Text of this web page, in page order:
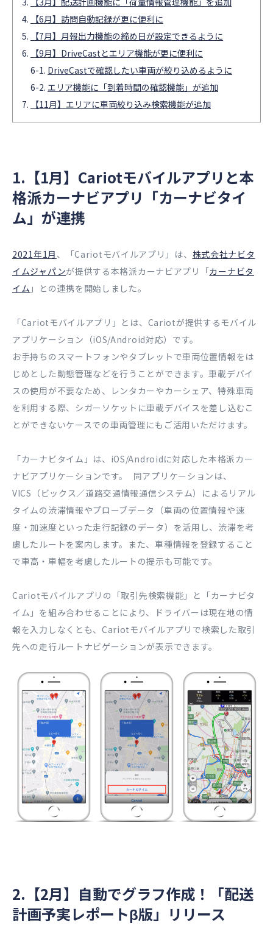
【6月】訪問自動記録が更に便利に
【7月】月報出力機能の締め日が設定できるように
【9月】DriveCastとエリア機能が更に便利に
DriveCastで確認したい車両が絞り込めるように
エリア機能に「到着時間の確認機能」が追加
【11月】エリアに車両絞り込み検索機能が追加
1.【1月】Cariotモバイルアプリと本
格派カーナビアプリ「カーナビタイ
ム」が連携
2021年1月 、「Cariotモバイルアプリ」は、 株式会社ナビタ
イムジャパンが提供する本格派カーナビアプリ「カーナビタ
イム 」との連携を開始しました。
「Cariotモバイルアプリ」とは、Cariotが提供するモバイル
アプリケーション（iOS/Android対応）です。
お手持ちのスマートフォンやタブレットで車両位置情報をは
じめとした動態管理などを行うことができます。車載デバイ
スの使用が不要なため、レンタカーやカーシェア、特殊車両
を利用する際、シガーソケットに車載デバイスを差し込むこ
とができないケースでの車両管理にもご活用いただけます。
「カーナビタイム」は、iOS/Androidに対応した本格派カー
ナビアプリケーションです。 同アプリケーションは、
VICS（ビックス／道路交通情報通信システム）によるリアル
タイムの渋滞情報やプローブデータ（車両の位置情報や速
度・加速度といった走行記録のデータ）を活用し、渋滞を考
慮したルートを案内します。また、車種情報を登録すること
で車高・車幅を考慮したルートの提示も可能です。
Cariotモバイルアプリの「取引先検索機能」と「カーナビタ
イム」を組み合わせることにより、ドライバーは現在地の情
報を入力しなくとも、Cariotモバイルアプリで検索した取引
先への走行ルートナビゲーションが表示できます。
2.【2月】自動でグラフ作成！「配送
計画予実レポートβ版」リリース